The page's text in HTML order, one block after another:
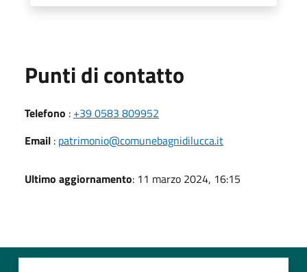
Punti di contatto
Telefono : +39 0583 809952
Email : patrimonio@comunebagnidilucca.it
Ultimo aggiornamento: 11 marzo 2024, 16:15